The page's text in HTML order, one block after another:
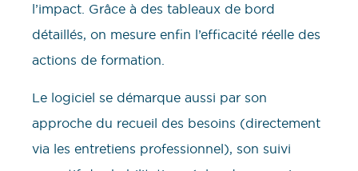
l’impact. Grâce à des tableaux de bord
détaillés, on mesure enfin l’efficacité réelle des
actions de formation.
Le logiciel se démarque aussi par son
approche du recueil des besoins (directement
via les entretiens professionnel), son suivi